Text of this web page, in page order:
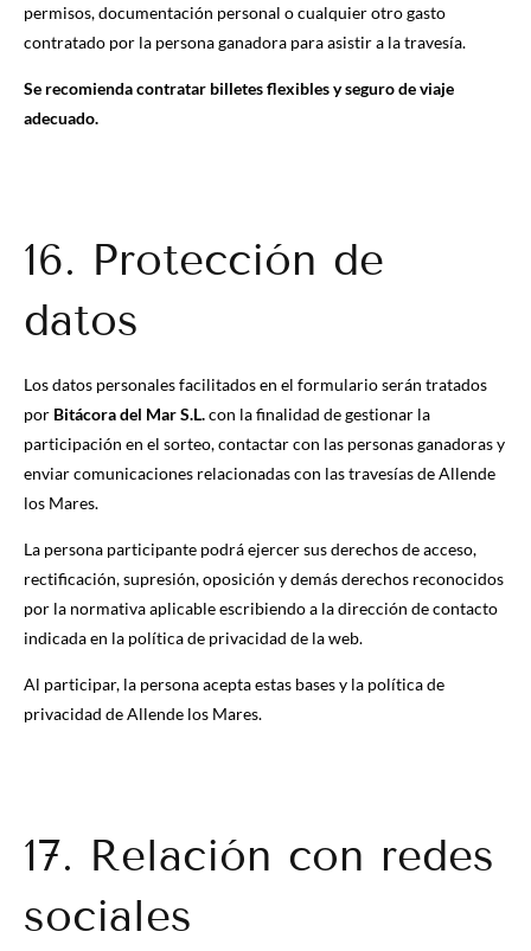
permisos, documentación personal o cualquier otro gasto
contratado por la persona ganadora para asistir a la travesía.
Se recomienda contratar billetes flexibles y seguro de viaje
adecuado.
16. Protección de
datos
Los datos personales facilitados en el formulario serán tratados
por Bitácora del Mar S.L.con la finalidad de gestionar la
participación en el sorteo, contactar con las personas ganadoras y
enviar comunicaciones relacionadas con las travesías de Allende
los Mares.
La persona participante podrá ejercer sus derechos de acceso,
rectificación, supresión, oposición y demás derechos reconocidos
por la normativa aplicable escribiendo a la dirección de contacto
indicada en la política de privacidad de la web.
Al participar, la persona acepta estas bases y la política de
privacidad de Allende los Mares.
17. Relación con redes
sociales